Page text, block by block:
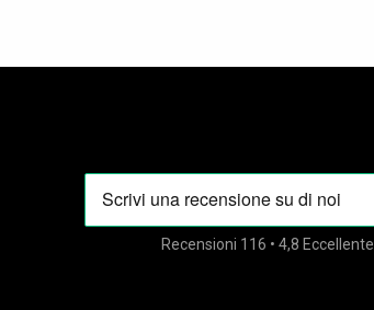
Recensioni 116 • 4,8 Eccellente